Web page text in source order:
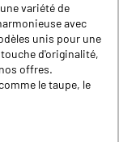
variété de
avec
unis pour une
d'originalité,
offres.
le taupe, le